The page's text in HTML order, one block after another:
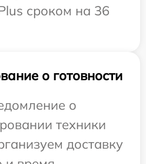
сроком на 36
о готовности
о
техники
доставку